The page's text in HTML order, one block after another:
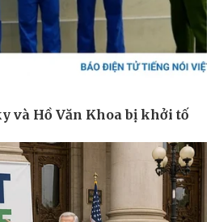
Công nghệ
Sành điệu